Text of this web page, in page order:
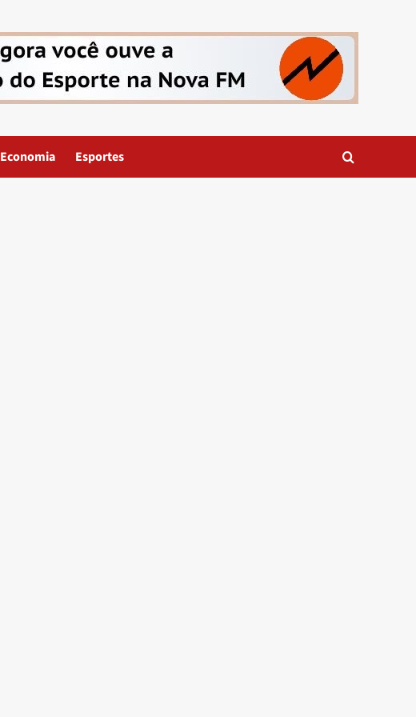
Economia Esportes